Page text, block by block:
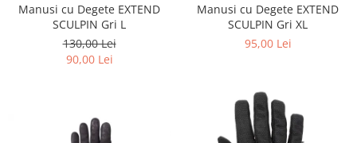
Manusi cu Degete EXTEND
SCULPIN Gri L
130,00 Lei
90,00 Lei
Manusi cu Degete EXTEND
SCULPIN Gri XL
95,00 Lei